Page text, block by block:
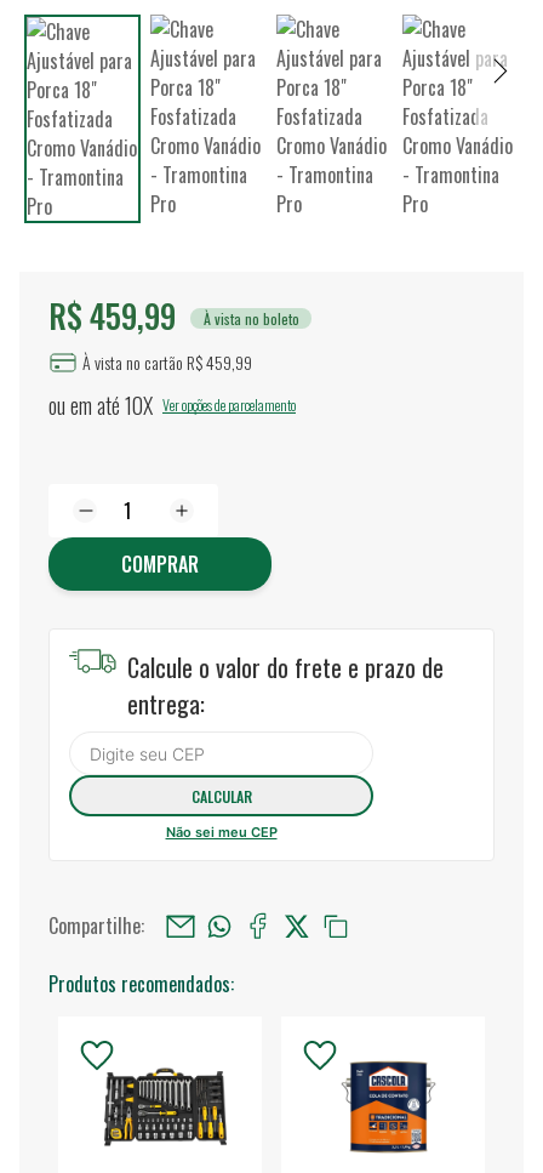
R$ 459,99 À vista no boleto
À vista no cartão R$ 459,99
ou em até10X Ver opções de parcelamento
COMPRAR
Calcule o valor do frete e prazo de
entrega:
Não sei meu CEP
Compartilhe:
Produtos recomendados: